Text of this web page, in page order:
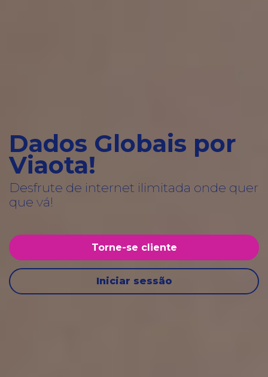
Dados Globais por
Viaota!
Desfrute de internet ilimitada onde quer
que vá!
Torne-se cliente
Iniciar sessão